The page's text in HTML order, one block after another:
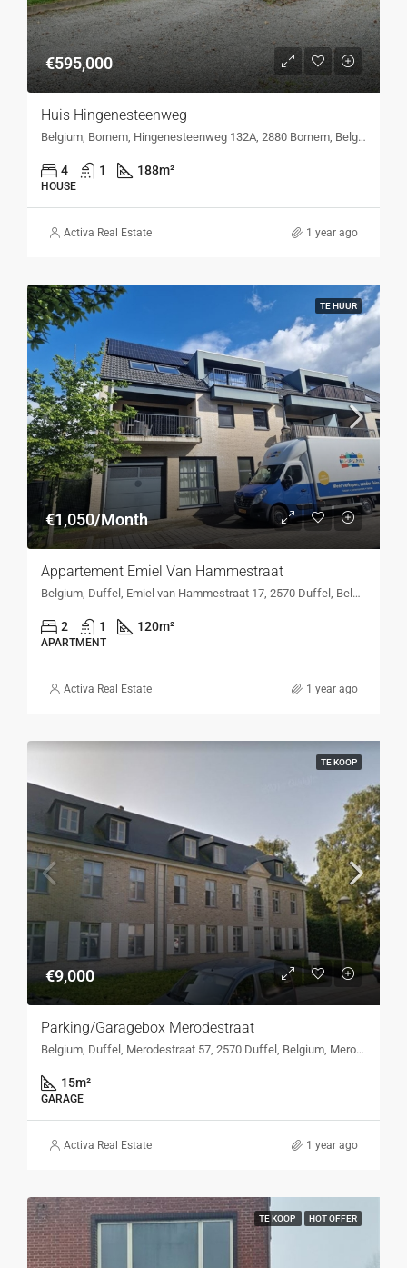
€595,000
Huis Hingenesteenweg
Belgium, Bornem, Hingenesteenweg 132A, 2880 Bornem, Belgium, Hingenesteenweg 132A, 2880 Bornem, Belgium
4 1 188m²
HOUSE
Activa Real Estate 1 year ago
TE HUUR
€1,050/Month
Appartement Emiel Van Hammestraat
Belgium, Duffel, Emiel van Hammestraat 17, 2570 Duffel, Belgium, Emiel van Hammestraat 17, 2570 Duffel, Belgium
2 1 120m²
APARTMENT
Activa Real Estate 1 year ago
TE KOOP
€9,000
Parking/Garagebox Merodestraat
Belgium, Duffel, Merodestraat 57, 2570 Duffel, Belgium, Merodestraat 57, 2570 Duffel, Belgium
15m²
GARAGE
Activa Real Estate 1 year ago
TE KOOP HOT OFFER